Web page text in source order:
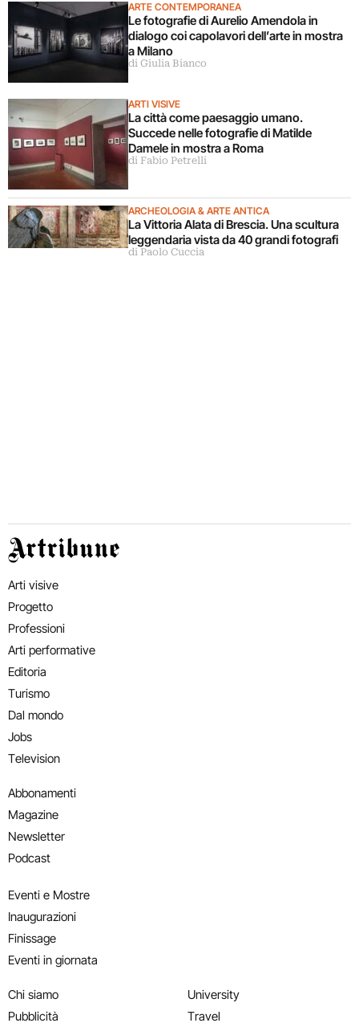
ARTE CONTEMPORANEA
Le fotografie di Aurelio Amendola in
dialogo coi capolavori dell’arte in mostra
a Milano
di Giulia Bianco
ARTI VISIVE
La città come paesaggio umano.
Succede nelle fotografie di Matilde
Damele in mostra a Roma
di Fabio Petrelli
ARCHEOLOGIA & ARTE ANTICA
La Vittoria Alata di Brescia. Una scultura
leggendaria vista da 40 grandi fotografi
di Paolo Cuccia
Artribune
Arti visive
Progetto
Professioni
Arti performative
Editoria
Turismo
Dal mondo
Jobs
Television
Abbonamenti
Magazine
Newsletter
Podcast
Eventi e Mostre
Inaugurazioni
Finissage
Eventi in giornata
Chi siamo
Pubblicità
University
Travel